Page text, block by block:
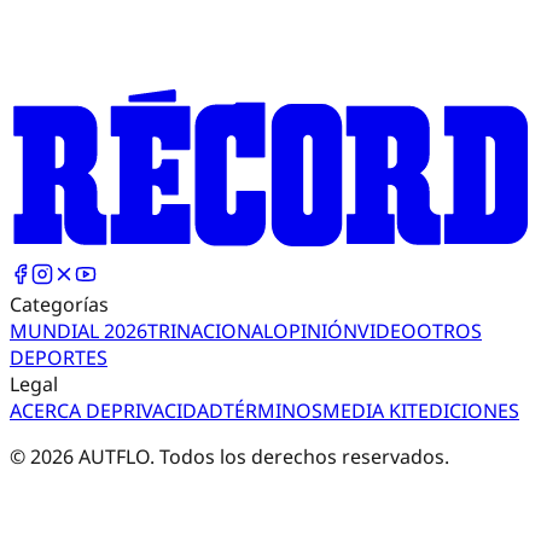
Categorías
MUNDIAL 2026TRINACIONALOPINIÓNVIDEOOTROS
DEPORTES
Legal
ACERCA DEPRIVACIDADTÉRMINOSMEDIA KITEDICIONES
©2026AUTFLO. Todos los derechos reservados.